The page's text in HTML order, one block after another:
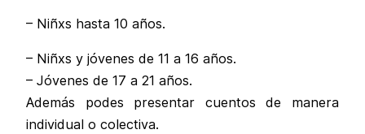
– Niñxs hasta 10 años.
– Niñxs y jóvenes de 11 a 16 años.
– Jóvenes de 17 a 21 años.
Además podes presentar cuentos de manera
individual o colectiva.